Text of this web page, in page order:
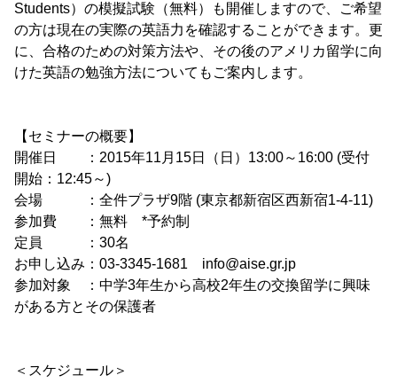
Students）の模擬試験（無料）も開催しますので、ご希望
の方は現在の実際の英語力を確認することができます。更
に、合格のための対策方法や、その後のアメリカ留学に向
けた英語の勉強方法についてもご案内します。
【セミナーの概要】
開催日 ：2015年11月15日（日）13:00～16:00 (受付
開始：12:45～)
会場 ：全件プラザ9階 (東京都新宿区西新宿1-4-11)
参加費 ：無料 *予約制
定員 ：30名
お申し込み：03-3345-1681 info@aise.gr.jp
参加対象 ：中学3年生から高校2年生の交換留学に興味
がある方とその保護者
＜スケジュール＞